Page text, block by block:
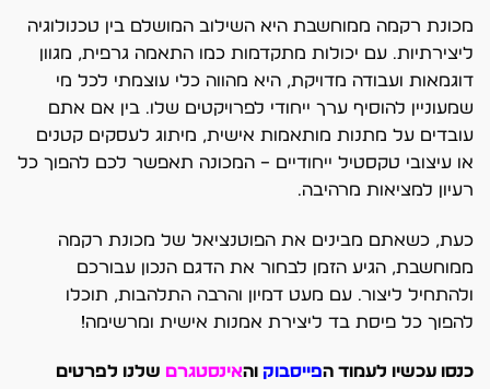
מכונת רקמה ממוחשבת היא השילוב המושלם בין טכנולוגיה
ליצירתיות. עם יכולות מתקדמות כמו התאמה גרפית, מגוון
דוגמאות ועבודה מדויקת, היא מהווה כלי עוצמתי לכל מי
שמעוניין להוסיף ערך ייחודי לפרויקטים שלו. בין אם אתם
עובדים על מתנות מותאמות אישית, מיתוג לעסקים קטנים
או עיצובי טקסטיל ייחודיים – המכונה תאפשר לכם להפוך כל
רעיון למציאות מרהיבה.
כעת, כשאתם מבינים את הפוטנציאל של מכונת רקמה
ממוחשבת, הגיע הזמן לבחור את הדגם הנכון עבורכם
ולהתחיל ליצור. עם מעט דמיון והרבה התלהבות, תוכלו
להפוך כל פיסת בד ליצירת אמנות אישית ומרשימה!
כנסו עכשיו לעמוד הפייסבוק והאינסטגרם שלנו לפרטים